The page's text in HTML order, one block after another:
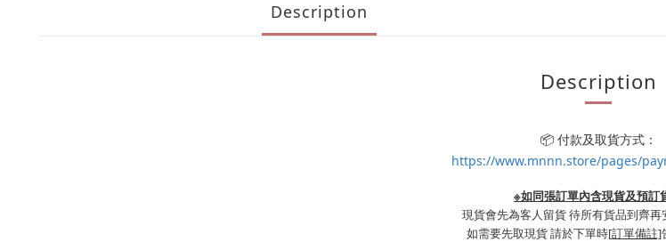
Description
Description
📦 付款及取貨方式：
https://www.mnnn.store/pages/
※如同張訂單內含現貨及預訂
現貨會先為客人留貨 待所有貨品到齊再
如需要先取現貨 請於下單時[訂單備註]